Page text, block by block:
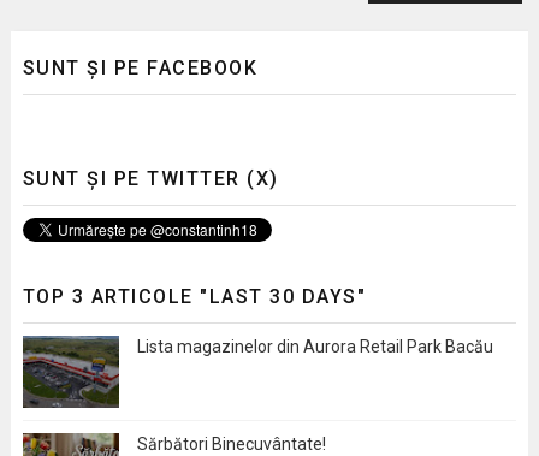
SUNT ȘI PE FACEBOOK
SUNT ȘI PE TWITTER (X)
TOP 3 ARTICOLE "LAST 30 DAYS"
Lista magazinelor din Aurora Retail Park Bacău
Sărbători Binecuvântate!